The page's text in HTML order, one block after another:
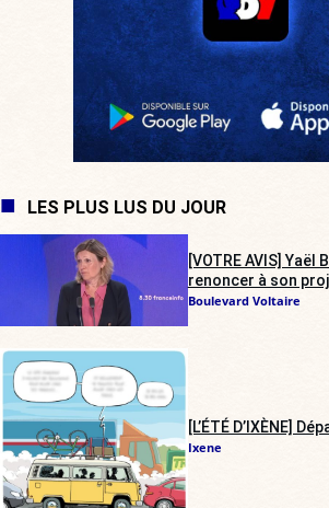
LES PLUS LUS DU JOUR
[VOTRE AVIS]
renoncer à son
Boulevard Voltaire
[L’ÉTÉ D’IXÈNE]
Ixene